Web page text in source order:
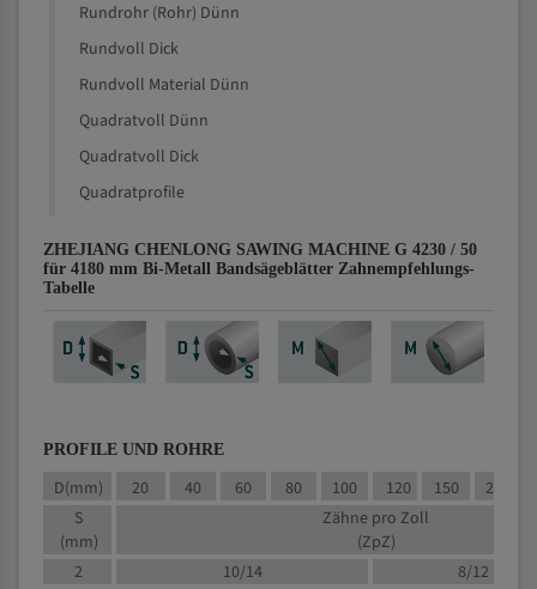
Rundrohr (Rohr) Dünn
Rundvoll Dick
Rundvoll Material Dünn
Quadratvoll Dünn
Quadratvoll Dick
Quadratprofile
ZHEJIANG CHENLONG SAWING MACHINE G 4230 / 50
für 4180 mm Bi-Metall Bandsägeblätter Zahnempfehlungs-
Tabelle
PROFILE UND ROHRE
D(mm) 20 40 60 80 100 120 150 200
S
(mm)
Zähne pro Zoll
(ZpZ)
2
10/14
8/12